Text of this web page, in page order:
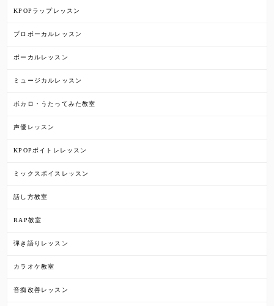
KPOPラップレッスン
プロボーカルレッスン
ボーカルレッスン
ミュージカルレッスン
ボカロ・うたってみた教室
声優レッスン
KPOPボイトレレッスン
ミックスボイスレッスン
話し方教室
RAP教室
弾き語りレッスン
カラオケ教室
音痴改善レッスン